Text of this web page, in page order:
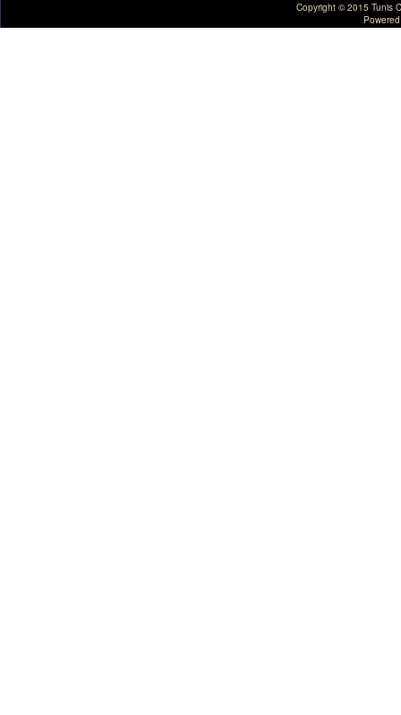
Copyright © 2015 Tunis